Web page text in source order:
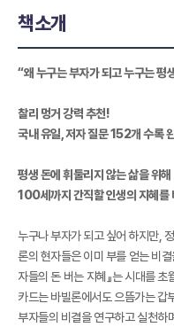
책소개
“왜 누구는 부자가 되고 누구는 평
찰리 멍거 강력 추천!
국내 유일, 저자 질문 152개 수록
평생 돈에 휘둘리지 않는 삶을 위해
100세까지 간직할 인생의 지혜를
누구나 부자가 되고 싶어 하지만,
론의 현자들은 이미 부를 얻는 비결
자들의 돈 버는 지혜』는 시대를
카드는 바빌론에서도 으뜸가는 갑
부자들의 비결을 연구하고 실천하